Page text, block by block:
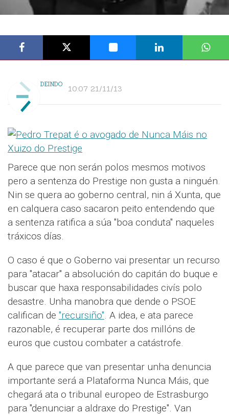
DEINDO 10:07 21/11/13
Parece que non serán polos mesmos motivos
pero a sentenza do Prestige non gusta a ninguén.
Nin se quera ao goberno central, nin á Xunta, que
en calquera caso sacaron peito entendendo que
a sentenza ratifica a súa "boa conduta" naqueles
tráxicos días.
O caso é que o Goberno vai presentar un recurso
para "atacar" a absolución do capitán do buque e
buscar que haxa responsabilidades civís polo
desastre. Unha manobra que dende o PSOE
califican de "recursiño". A idea, e ata parece
razonable, é recuperar parte dos millóns de
euros que custou combater a catástrofe.
A que parece que van presentar unha denuncia
importante será a Plataforma Nunca Máis, que
chegará ata o tribunal europeo de Estrasburgo
para "denunciar a aldraxe do Prestige". Van